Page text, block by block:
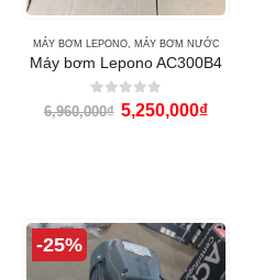
MÁY BƠM LEPONO, MÁY BƠM NƯỚC
Máy bơm Lepono AC300B4
0out of 5
6,960,000₫ 5,250,000₫
-25%